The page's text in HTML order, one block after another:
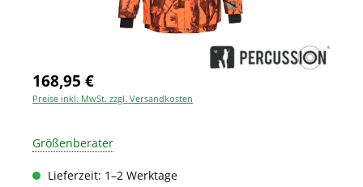
168,95 €
Preise inkl. MwSt. zzgl. Versandkosten
Größenberater
Lieferzeit: 1–2 Werktage